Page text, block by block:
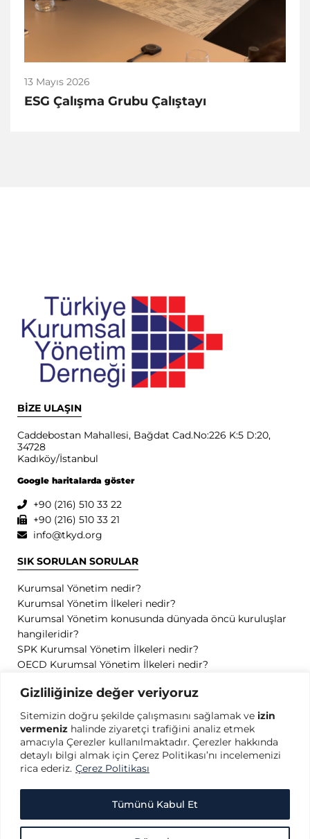
Gizliliğinize değer veriyoruz
Sitemizin doğru şekilde çalışmasını sağlamak ve izin
vermeniz halinde ziyaretçi trafiğini analiz etmek
amacıyla Çerezler kullanılmaktadır. Çerezler hakkında
detaylı bilgi almak için Çerez Politikası’nı incelemenizi
rica ederiz. Çerez Politikası
Tümünü Kabul Et
13 Mayıs 2026
ESG Çalışma Grubu Çalıştayı
BİZE ULAŞIN
Caddebostan Mahallesi, Bağdat Cad.No:226 K:5 D:20,
34728
Kadıköy/İstanbul
Google haritalarda göster
+90 (216) 510 33 22
+90 (216) 510 33 21
info@tkyd.org
SIK SORULAN SORULAR
Kurumsal Yönetim nedir?
Kurumsal Yönetim İlkeleri nedir?
Kurumsal Yönetim konusunda dünyada öncü kuruluşlar
hangileridir?
SPK Kurumsal Yönetim İlkeleri nedir?
OECD Kurumsal Yönetim İlkeleri nedir?
GİZLİLİK
Gizlilik Politikası
Kullanım Koşulları
Kişisel Verilerin Korunması
Çerez Politikası